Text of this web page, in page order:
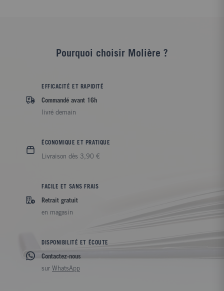
Pourquoi choisir Molière ?
EFFICACITÉ ET RAPIDITÉ
Commandé avant 16h
livré demain
ÉCONOMIQUE ET PRATIQUE
Livraison dès 3,90 €
FACILE ET SANS FRAIS
Retrait gratuit
en magasin
DISPONIBILITÉ ET ÉCOUTE
Contactez-nous
sur WhatsApp